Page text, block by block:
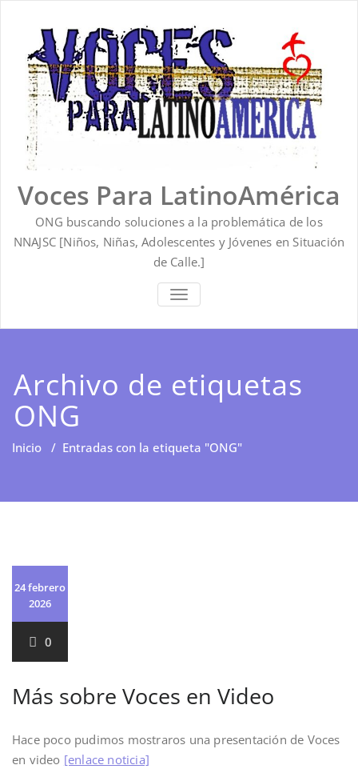
contenido
Voces Para LatinoAmérica
ONG buscando soluciones a la problemática de los
NNAJSC [Niños, Niñas, Adolescentes y Jóvenes en Situación
de Calle.]
ALTERNAR
LA
Archivo de etiquetas
ONG
Inicio / Entradas con la etiqueta "ONG"
24 febrero
2026
0
Más sobre Voces en Video
Hace poco pudimos mostraros una presentación de Voces
en video [enlace noticia]